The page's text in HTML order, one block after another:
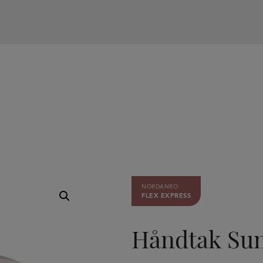
Håndtak
NORDANRO
FLEX EXPRESS